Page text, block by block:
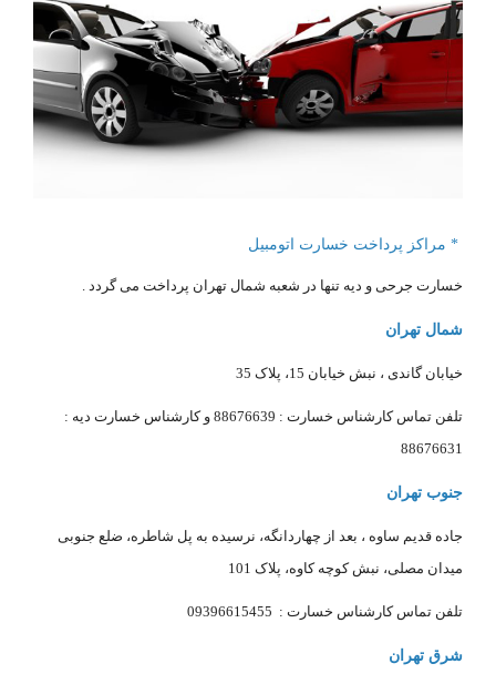
* مراکز پرداخت خسارت اتومبیل
خسارت جرحی و دیه تنها در شعبه شمال تهران پرداخت می گردد .
شمال تهران
خیابان گاندی ، نبش خیابان 15، پلاک 35
تلفن تماس کارشناس خسارت : 88676639 و کارشناس خسارت دیه :
88676631
جنوب تهران
جاده قدیم ساوه ، بعد از چهاردانگه، نرسیده به پل شاطره، ضلع جنوبی
میدان مصلی، نبش کوچه کاوه، پلاک 101
تلفن تماس کارشناس خسارت : 09396615455
شرق تهران